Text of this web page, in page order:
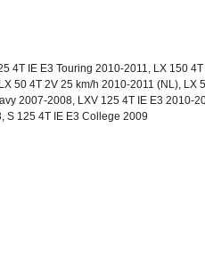
4T IE E3 Touring 2010-2011, LX 150
50 4T 2V 25 km/h 2010-2011 (NL), LX
2007-2008, LXV 125 4T IE E3 2010-
S 125 4T IE E3 College 2009